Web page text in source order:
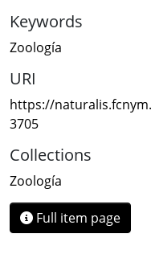
Keywords
Zoología
URI
https://
3705
Collections
Zoología
Full item page